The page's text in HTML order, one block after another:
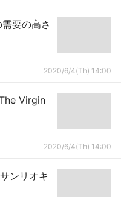
要の高さ
2020/6/4(Th) 14:00
Virgin
2020/6/4(Th) 14:00
ンリオキ